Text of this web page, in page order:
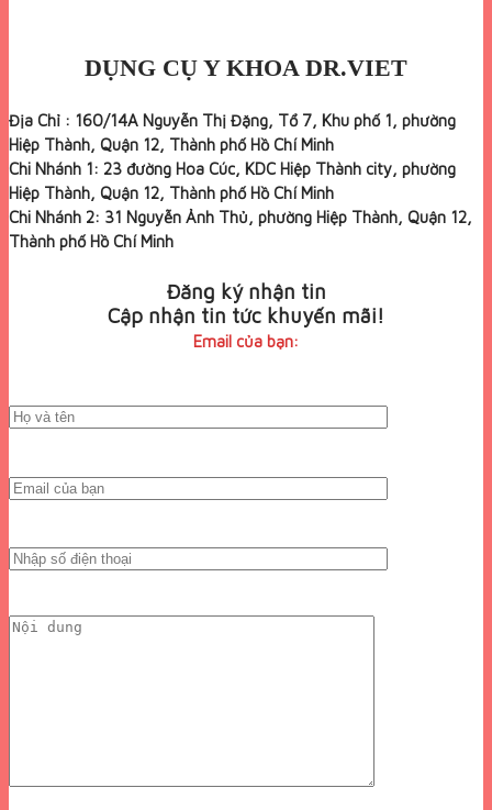
DỤNG CỤ Y KHOA DR.VIET
Địa Chỉ : 160/14A Nguyễn Thị Đặng, Tổ 7, Khu phố 1, phường
Hiệp Thành, Quận 12, Thành phố Hồ Chí Minh
Chi Nhánh 1: 23 đường Hoa Cúc, KDC Hiệp Thành city, phường
Hiệp Thành, Quận 12, Thành phố Hồ Chí Minh
Chi Nhánh 2: 31 Nguyễn Ảnh Thủ, phường Hiệp Thành, Quận 12,
Thành phố Hồ Chí Minh
Đăng ký nhận tin
Cập nhận tin tức khuyến mãi!
Email của bạn: